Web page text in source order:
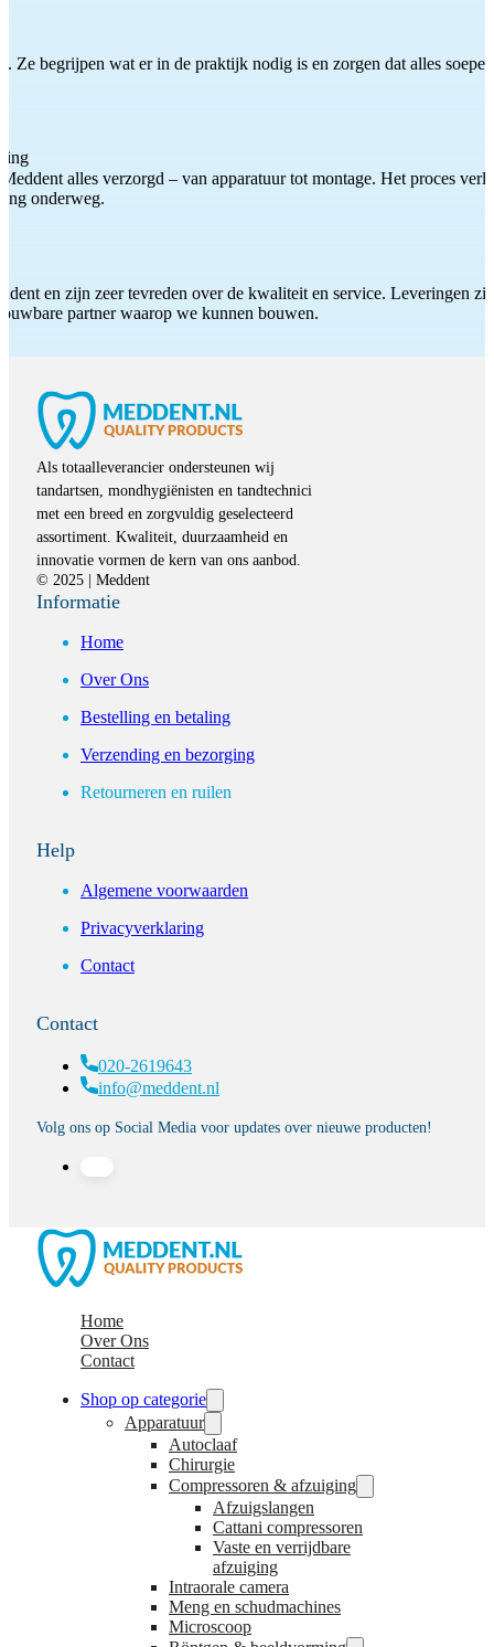
Ze begrijpen wat er in de praktijk nodig is en zorgen dat alles
alles verzorgd – van apparatuur tot montage. Het proces
onderweg.
en zijn zeer tevreden over de kwaliteit en service. Leveringen
partner waarop we kunnen bouwen.
Als totaalleverancier ondersteunen wij
tandartsen, mondhygiënisten en tandtechnici
met een breed en zorgvuldig geselecteerd
assortiment. Kwaliteit, duurzaamheid en
innovatie vormen de kern van ons aanbod.
© 2025 | Meddent
Informatie
Home
Over Ons
Bestelling en betaling
Verzending en bezorging
Retourneren en ruilen
Help
Algemene voorwaarden
Privacyverklaring
Contact
Contact
020-2619643
info@meddent.nl
Volg ons op Social Media voor updates over nieuwe producten!
Home
Over Ons
Contact
Shop op categorie
Apparatuur
Autoclaaf
Chirurgie
Compressoren & afzuiging
Afzuigslangen
Cattani compressoren
Vaste en verrijdbare
afzuiging
Intraorale camera
Meng en schudmachines
Microscoop